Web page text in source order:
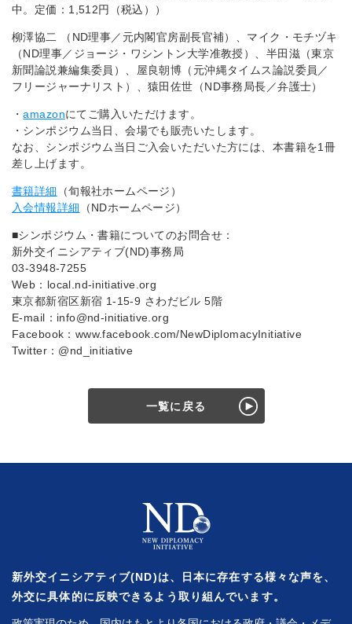
中。定価：1,512円（税込））
柳澤協二 （ND理事／元内閣官房副長官補）、マイク・モチヅキ
（ND理事／ジョージ・ワシントン大学准教授）、半田滋（東京
新聞論説兼編集委員）、屋良朝博（元沖縄タイムス論説委員／
フリージャーナリスト）、猿田佐世（ND事務局長／弁護士）
・amazonにてご購入いただけます。
・シンポジウム当日、会場でも販売いたします。
なお、シンポジウム当日ご入会いただいた方には、本書籍を1冊
差し上げます。
書籍詳細
（旬報社ホームページ）
入会情報詳細 （NDホームページ）
■シンポジウム・書籍についてのお問合せ：
新外交イニシアティブ(ND)事務局
03-3948-7255
Web：local.nd-initiative.org
東京都新宿区新宿 1-15-9 さわだビル 5階
E-mail：info@nd-initiative.org
Facebook：www.facebook.com/NewDiplomacyInitiative
Twitter：@nd_initiative
一覧に戻る
新外交イニシアティブ(ND)は、日本に存在する様々な声を、
外交に具体的に反映できるよう取り組んでいます。